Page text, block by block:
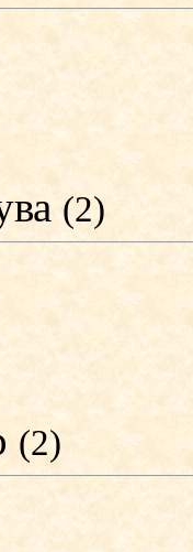
(2)
(2)